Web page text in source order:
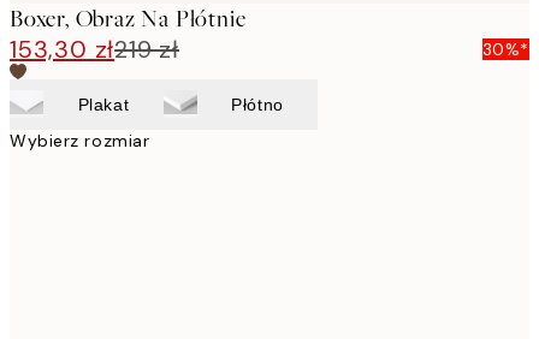
Boxer, Obraz Na Płótnie
153,30 zł219 zł 30%*
Plakat Płótno
Wybierz rozmiar